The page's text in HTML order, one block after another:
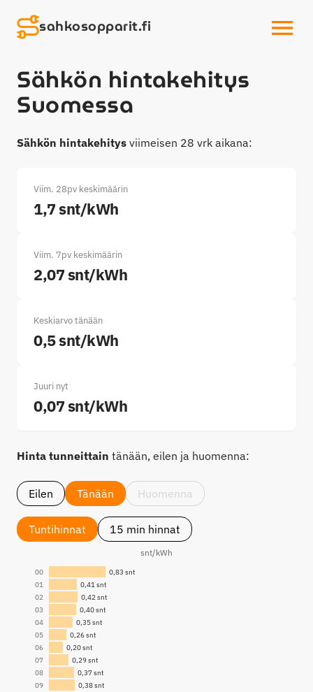
sahkosopparit.fi
Sähkön hintakehitys
Suomessa
Sähkön hintakehitys viimeisen 28 vrk aikana:
Viim. 28pv keskimäärin
1,7 snt/kWh
Viim. 7pv keskimäärin
2,07 snt/kWh
Keskiarvo tänään
0,5 snt/kWh
Juuri nyt
0,07 snt/kWh
Hinta tunneittain tänään, eilen ja huomenna:
Eilen Tänään Huomenna
Tuntihinnat 15 min hinnat
snt/kWh
00
01
02
03
04
05
06
07
08
09